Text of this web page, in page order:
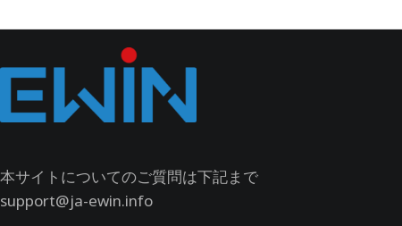
本サイトについてのご質問は下記まで
support@ja-ewin.info